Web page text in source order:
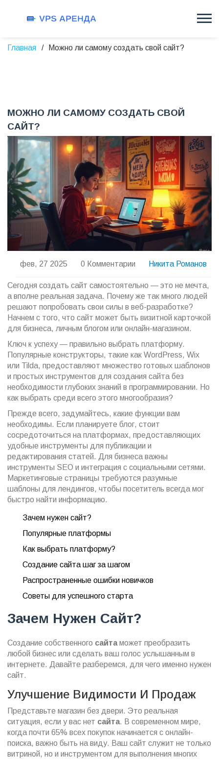
Главная Можно ли самому создать свой сайт?
МОЖНО ЛИ САМОМУ СОЗДАТЬ СВОЙ
САЙТ?
фев, 27 2025 0 Комментарии Никита Романов
Сегодня создать сайт самостоятельно — это не мечта,
а вполне реальная задача. Почему же так много людей
решают попробовать свои силы в веб-разработке?
Начнем с того, что сайт может быть визитной карточкой
для бизнеса, личным блогом или онлайн-магазином.
Ключ к успеху — правильно выбрать платформу.
Популярные конструкторы, такие как WordPress, Wix
или Tilda, предоставляют множество готовых шаблонов
и простых инструментов для создания сайта без
необходимости глубоких знаний в программировании. Но
как выбрать среди всего этого многообразия?
Прежде всего, задумайтесь, какие функции вам
необходимы. Если планируете блог, стоит
сосредоточиться на платформах, предоставляющих
удобные инструменты для публикации и
редактирования статей. Для бизнеса важны
инструменты SEO и интеграция с социальными сетями.
Маркетинговые страницы требуются разумные
шаблоны для лендингов, чтобы посетитель всегда мог
быстро найти информацию.
Зачем нужен сайт?
Популярные платформы
Как выбрать платформу?
Создание сайта шаг за шагом
Распространенные ошибки новичков
Советы для успешного старта
Зачем Нужен Сайт?
Создание собственного сайтаможет преобразить
любой бизнес или сделать ваш голос услышанным в
интернете. Давайте разберемся, для чего именно нужен
сайт.
Улучшение Видимости И Продаж
Представьте магазин без двери. Это реальная
ситуация, если у вас нет сайта. В современном мире,
когда почти 65% всех покупок начинается с онлайн-
поиска, важно быть на виду. Ваш сайт служит не только
витриной, но и инструментом для выполнения многих